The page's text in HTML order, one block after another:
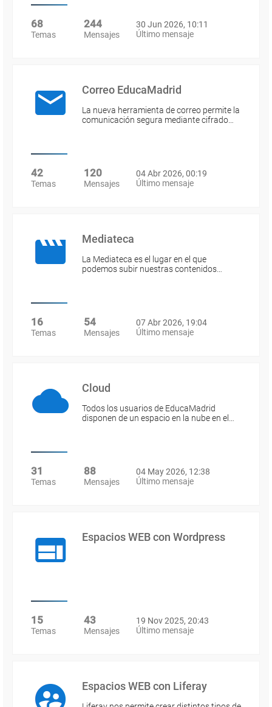
68
Temas
244
Mensajes
30 Jun 2026, 10:11
Último mensaje
Correo EducaMadrid
La nueva herramienta de correo permite la
comunicación segura mediante cifrado…
42
Temas
120
Mensajes
04 Abr 2026, 00:19
Último mensaje
Mediateca
La Mediateca es el lugar en el que
podemos subir nuestras contenidos…
16
Temas
54
Mensajes
07 Abr 2026, 19:04
Último mensaje
Cloud
Todos los usuarios de EducaMadrid
disponen de un espacio en la nube en el…
31
Temas
88
Mensajes
04 May 2026, 12:38
Último mensaje
Espacios WEB con Wordpress
15
Temas
43
Mensajes
19 Nov 2025, 20:43
Último mensaje
Espacios WEB con Liferay